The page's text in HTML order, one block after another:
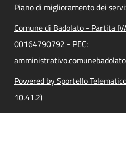
Piano di miglioramento dei
Comune di Badolato - Partita
00164790792 - PEC:
Powered by Sportello
10.41.2)